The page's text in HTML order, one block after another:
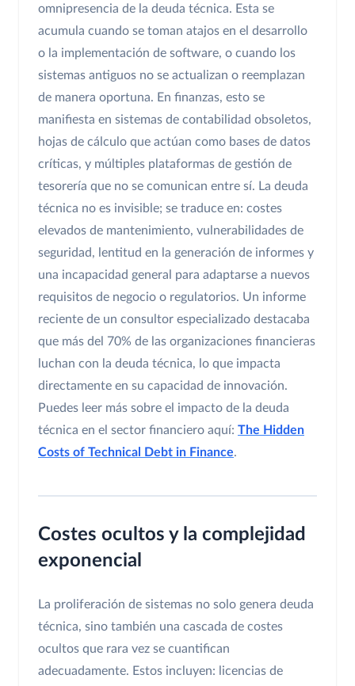
omnipresencia de la deuda técnica. Esta se
acumula cuando se toman atajos en el desarrollo
o la implementación de software, o cuando los
sistemas antiguos no se actualizan o reemplazan
de manera oportuna. En finanzas, esto se
manifiesta en sistemas de contabilidad obsoletos,
hojas de cálculo que actúan como bases de datos
críticas, y múltiples plataformas de gestión de
tesorería que no se comunican entre sí. La deuda
técnica no es invisible; se traduce en: costes
elevados de mantenimiento, vulnerabilidades de
seguridad, lentitud en la generación de informes y
una incapacidad general para adaptarse a nuevos
requisitos de negocio o regulatorios. Un informe
reciente de un consultor especializado destacaba
que más del 70% de las organizaciones financieras
luchan con la deuda técnica, lo que impacta
directamente en su capacidad de innovación.
Puedes leer más sobre el impacto de la deuda
técnica en el sector financiero aquí: The Hidden
Costs of Technical Debt in Finance.
Costes ocultos y la complejidad
exponencial
La proliferación de sistemas no solo genera deuda
técnica, sino también una cascada de costes
ocultos que rara vez se cuantifican
adecuadamente. Estos incluyen: licencias de